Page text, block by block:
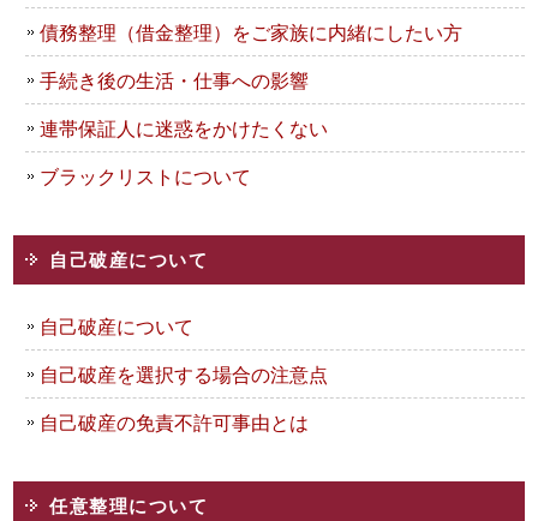
債務整理（借金整理）をご家族に内緒にしたい方
手続き後の生活・仕事への影響
連帯保証人に迷惑をかけたくない
ブラックリストについて
自己破産について
自己破産について
自己破産を選択する場合の注意点
自己破産の免責不許可事由とは
任意整理について